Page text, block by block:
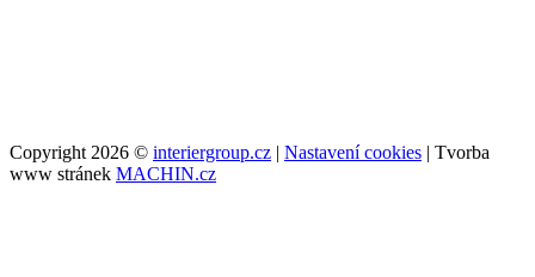
Copyright 2026 © interiergroup.cz | Nastavení cookies | Tvorba
www stránek MACHIN.cz